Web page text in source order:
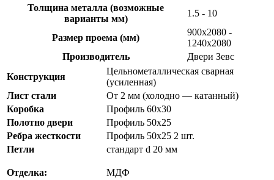
Толщина металла (возможные
варианты мм)
1.5 - 10
Размер проема (мм)
900х2080 -
1240х2080
Производитель
Двери Зевс
Конструкция
Цельнометаллическая сварная
(усиленная)
Лист стали
От 2 мм (холодно — катанный)
Коробка
Профиль 60х30
Полотно двери
Профиль 50х25
Ребра жесткости
Профиль 50х25 2 шт.
Петли
стандарт d 20 мм
Отделка: МДФ